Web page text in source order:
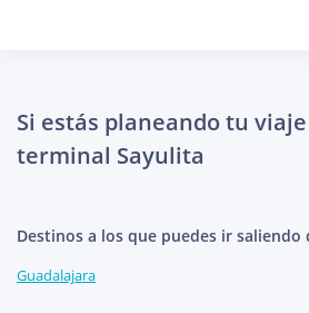
Si estás planeando tu
terminal Sayulita
Destinos a los que puedes ir saliendo
Guadalajara